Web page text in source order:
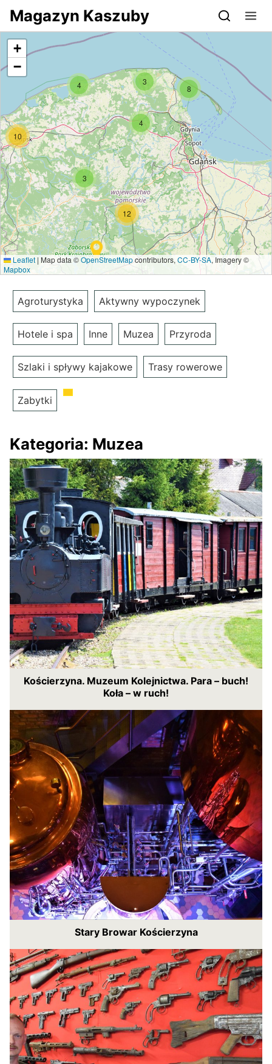
Przejdź do serwisu magazynkaszuby.pl
Magazyn Kaszuby
8
3
4
3
4
10
12
+
−
Leaflet | Map data ©OpenStreetMapcontributors, CC-BY-SA, Imagery ©
Mapbox
Agroturystyka Aktywny wypoczynek
Hotele i spa Inne Muzea Przyroda
Szlaki i spływy kajakowe Trasy rowerowe
Zabytki
Kategoria: Muzea
Kościerzyna. Muzeum Kolejnictwa. Para – buch!
Koła – w ruch!
Stary Browar Kościerzyna